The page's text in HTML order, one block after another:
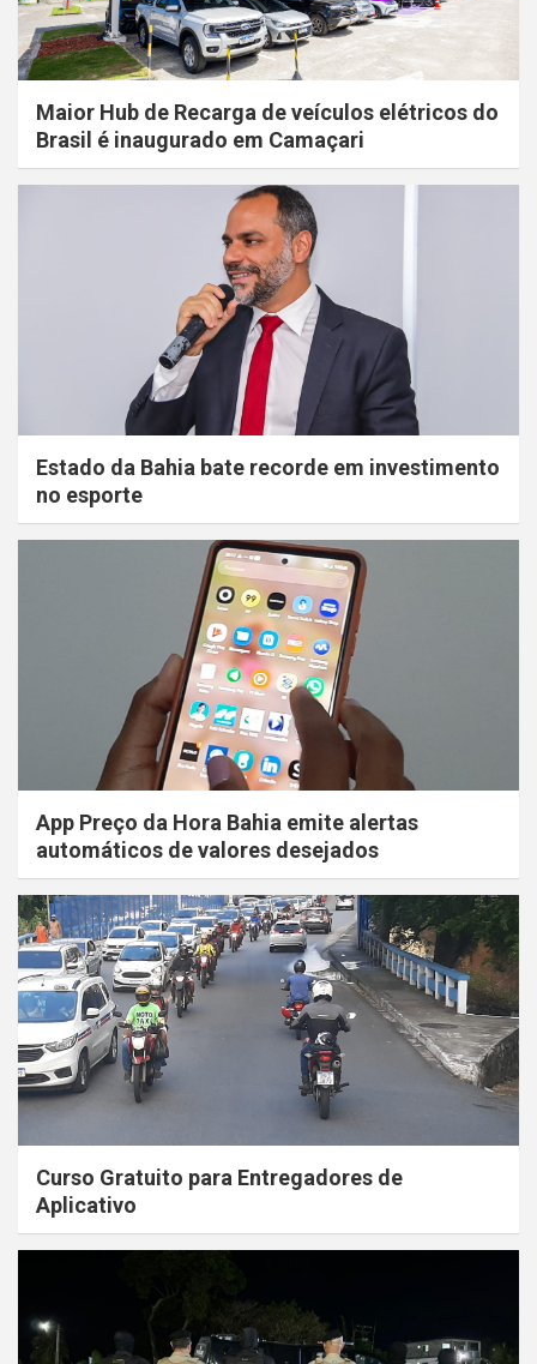
Maior Hub de Recarga de veículos elétricos do
Brasil é inaugurado em Camaçari
Estado da Bahia bate recorde em investimento
no esporte
App Preço da Hora Bahia emite alertas
automáticos de valores desejados
Curso Gratuito para Entregadores de
Aplicativo